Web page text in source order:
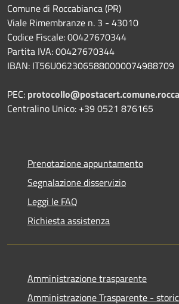
Comune di Roccabianca (PR)
Viale Rimembranze n. 3 - 43010
Codice Fiscale: 00427670344
Partita IVA: 00427670344
IBAN: IT56U0623065880000074988709
PEC:
Centralino Unico: +39 0521 876165
Prenotazione appuntamento
Segnalazione disservizio
Leggi le FAQ
Richiesta assistenza
Amministrazione trasparente
Amministrazione Trasparente -